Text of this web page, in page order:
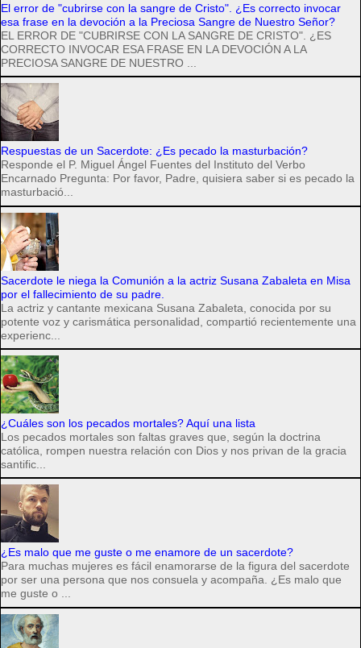
El error de "cubrirse con la sangre de Cristo". ¿Es correcto invocar
esa frase en la devoción a la Preciosa Sangre de Nuestro Señor?
EL ERROR DE "CUBRIRSE CON LA SANGRE DE CRISTO". ¿ES
CORRECTO INVOCAR ESA FRASE EN LA DEVOCIÓN A LA
PRECIOSA SANGRE DE NUESTRO ...
Respuestas de un Sacerdote: ¿Es pecado la masturbación?
Responde el P. Miguel Ángel Fuentes del Instituto del Verbo
Encarnado Pregunta: Por favor, Padre, quisiera saber si es pecado la
masturbació...
Sacerdote le niega la Comunión a la actriz Susana Zabaleta en Misa
por el fallecimiento de su padre.
La actriz y cantante mexicana Susana Zabaleta, conocida por su
potente voz y carismática personalidad, compartió recientemente una
experienc...
¿Cuáles son los pecados mortales? Aquí una lista
Los pecados mortales son faltas graves que, según la doctrina
católica, rompen nuestra relación con Dios y nos privan de la gracia
santific...
¿Es malo que me guste o me enamore de un sacerdote?
Para muchas mujeres es fácil enamorarse de la figura del sacerdote
por ser una persona que nos consuela y acompaña. ¿Es malo que
me guste o ...